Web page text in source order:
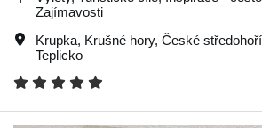
Zajímavosti
Krupka, Krušné hory, České středohoří
Teplicko